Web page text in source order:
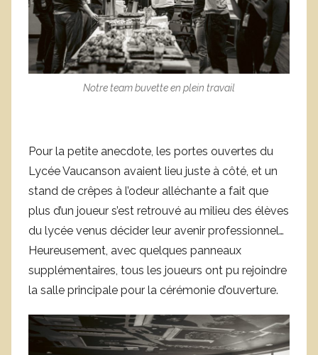
Notre team buvette en plein travail
Pour la petite anecdote, les portes ouvertes du
Lycée Vaucanson avaient lieu juste à côté, et un
stand de crêpes à l’odeur alléchante a fait que
plus d’un joueur s’est retrouvé au milieu des élèves
du lycée venus décider leur avenir professionnel…
Heureusement, avec quelques panneaux
supplémentaires, tous les joueurs ont pu rejoindre
la salle principale pour la cérémonie d’ouverture.